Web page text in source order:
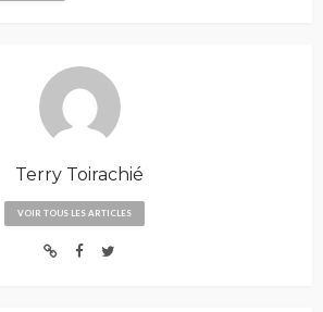
Terry Toirachié
VOIR TOUS LES ARTICLES